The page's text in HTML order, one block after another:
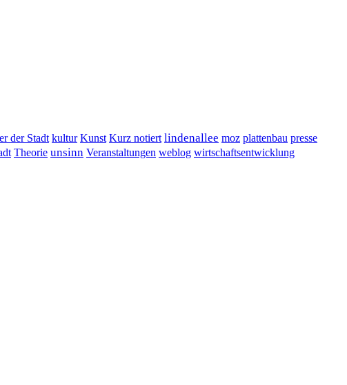
der Stadt kultur Kunst Kurz notiert lindenallee moz plattenbau presse
Theorie unsinn Veranstaltungen weblog wirtschaftsentwicklung